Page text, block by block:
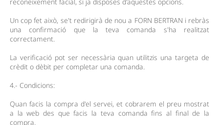
reconeixement facial, si ja disposes d'aquestes opcions.
Un cop fet això, se't redirigirà de nou a FORN BERTRAN i rebràs
una confirmació que la teva comanda s'ha realitzat
correctament.
La verificació pot ser necessària quan utilitzis una targeta de
crèdit o dèbit per completar una comanda.
4.- Condicions:
Quan facis la compra d'el servei, et cobrarem el preu mostrat
a la web des que facis la teva comanda fins al final de la
compra.